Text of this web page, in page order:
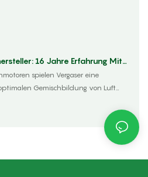
16 Jahre Erfahrung Mit
spielen Vergaser eine
Gemischbildung von Luft
direkt die Effizienz, Leistung und
Kettensägen, Motorhacken
16 Jahren Erfahrung in der